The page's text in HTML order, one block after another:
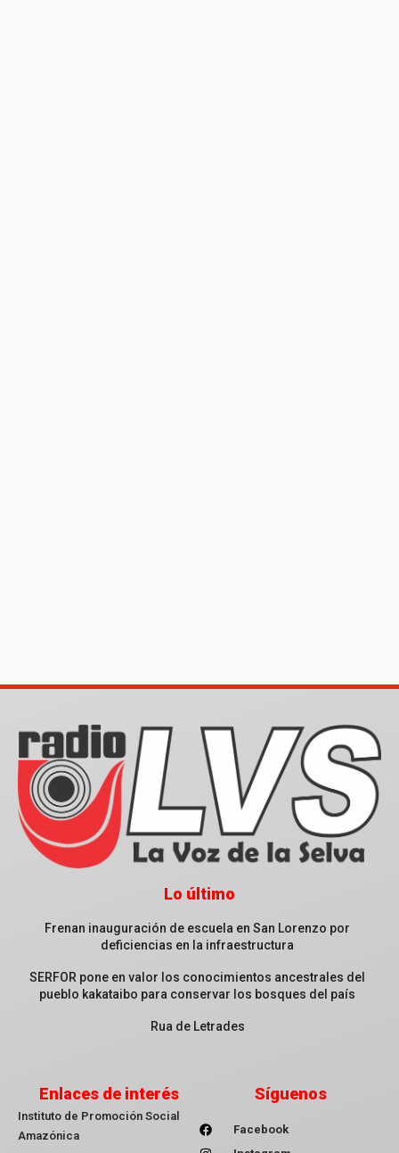
Lo último
Frenan inauguración de escuela en San Lorenzo por
deficiencias en la infraestructura
SERFOR pone en valor los conocimientos ancestrales del
pueblo kakataibo para conservar los bosques del país
Rua de Letrades
Enlaces de interés
Instituto de Promoción Social
Amazónica
Síguenos
Facebook